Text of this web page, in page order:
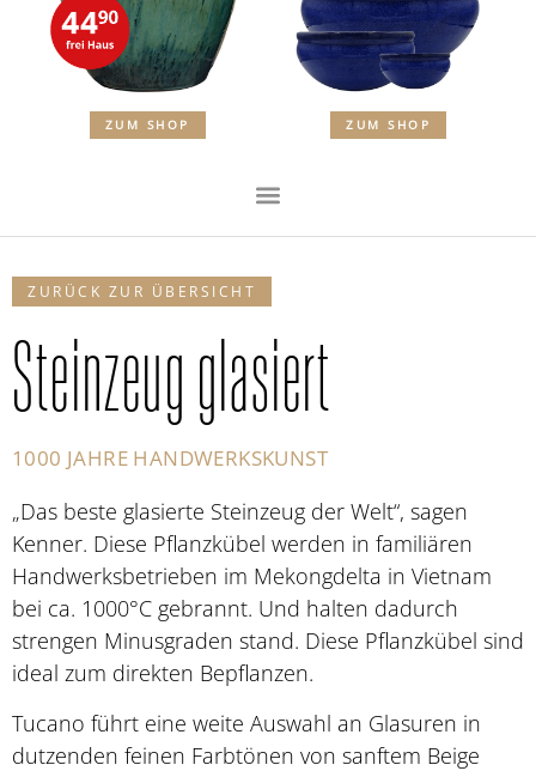
ZUM SHOP ZUM SHOP
Steinzeug glasiert
ZURÜCK ZUR ÜBERSICHT
1000 JAHRE HANDWERKSKUNST
„Das beste glasierte Steinzeug der Welt“, sagen
Kenner. Diese Pflanzkübel werden in familiären
Handwerksbetrieben im Mekongdelta in Vietnam
bei ca. 1000°C gebrannt. Und halten dadurch
strengen Minusgraden stand. Diese Pflanzkübel sind
ideal zum direkten Bepflanzen.
Tucano führt eine weite Auswahl an Glasuren in
dutzenden feinen Farbtönen von sanftem Beige